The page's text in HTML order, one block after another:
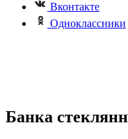
Вконтакте
Одноклассники
Банка